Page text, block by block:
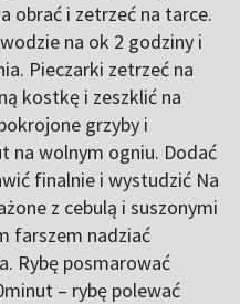
obrać i zetrzeć na tarce.
na ok 2 godziny i
Pieczarki zetrzeć na
kostkę i zeszklić na
grzyby i
na wolnym ogniu. Dodać
finalnie i wystudzić Na
z cebulą i suszonymi
farszem nadziać
Rybę posmarować
– rybę polewać